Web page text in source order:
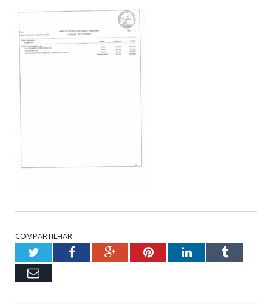
COMPARTILHAR:
TwitterFacebookGoogle+PinterestLinkedInTumblr
Email